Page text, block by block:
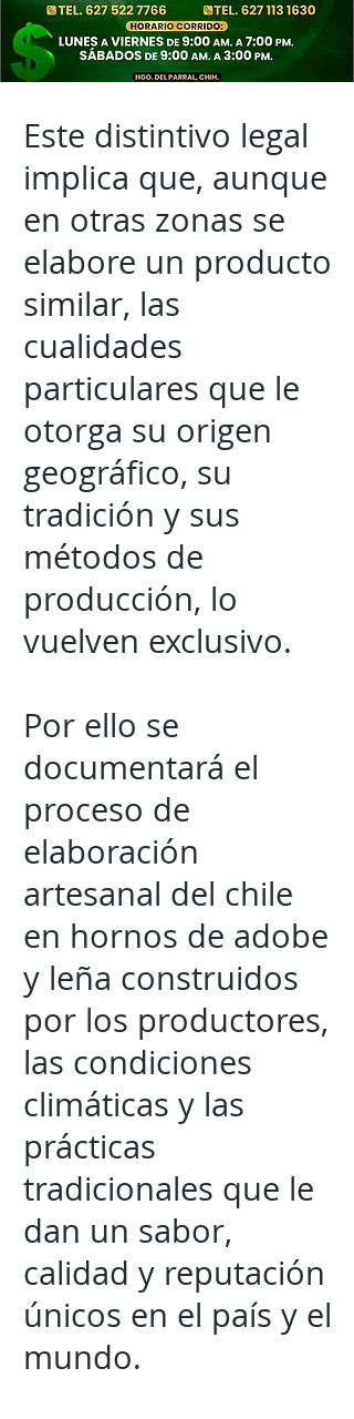
Este distintivo legal
implica que, aunque
en otras zonas se
elabore un producto
similar, las
cualidades
particulares que le
otorga su origen
geográfico, su
tradición y sus
métodos de
producción, lo
vuelven exclusivo.
Por ello se
documentará el
proceso de
elaboración
artesanal del chile
en hornos de adobe
y leña construidos
por los productores,
las condiciones
climáticas y las
prácticas
tradicionales que le
dan un sabor,
calidad y reputación
únicos en el país y el
mundo.